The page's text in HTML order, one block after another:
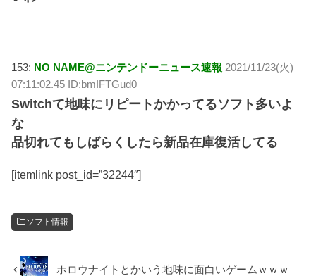
153: NO NAME@ニンテンドーニュース速報 2021/11/23(火)
07:11:02.45 ID:bmIFTGud0
Switchて地味にリピートかかってるソフト多いよ
な
品切れてもしばらくしたら新品在庫復活してる
[itemlink post_id=”32244″]
ソフト情報
ホロウナイトとかいう地味に面白いゲームｗｗｗ